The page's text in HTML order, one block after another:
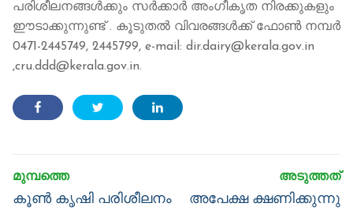
പരിശീലനങ്ങൾക്കും സർക്കാർ അംഗീകൃത നിരക്കുകളും
ഈടാക്കുന്നുണ്ട് . കൂടുതൽ വിവരങ്ങൾക്ക് ഫോൺ നമ്പർ
0471-2445749, 2445799, e-mail: dir.dairy@kerala.gov.in
,cru.ddd@kerala.gov.in.
navigation
Previous
കൂണ്‍ കൃഷി പരിശീലനം
Next
അപേക്ഷ ക്ഷണിക്കുന്നു